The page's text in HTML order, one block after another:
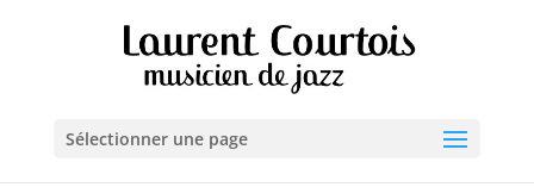
Sélectionner une page